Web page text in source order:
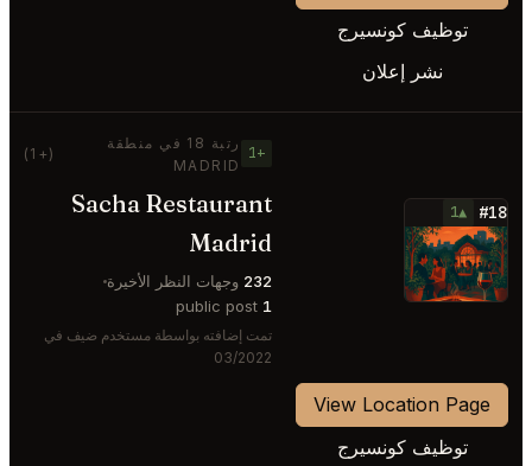
توظيف كونسيرج
نشر إعلان
#18
▲1
⭐
+1
رتبة 18 في منطقة
MADRID
(+1)
Sacha Restaurant
Madrid
232 وجهات النظر الأخيرة
1
تمت إضافته بواسطة مستخدم ضيف في
03/2022
View Location Page
توظيف كونسيرج